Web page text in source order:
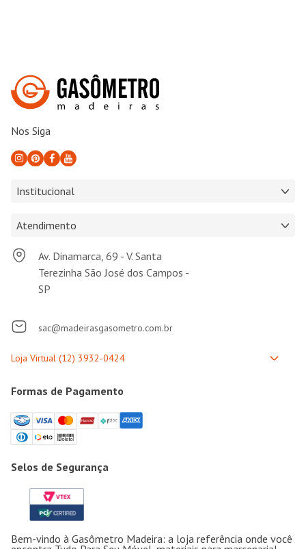
Nos Siga
Institucional
Atendimento
Av. Dinamarca, 69 - V. Santa
Terezinha São José dos Campos -
SP
sac@madeirasgasometro.com.br
Formas de Pagamento
Selos de Segurança
Bem-vindo à Gasômetro Madeira: a loja referência onde você